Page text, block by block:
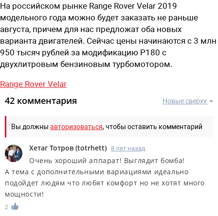
На российском рынке Range Rover Velar 2019
модельного года можно будет заказать не раньше
августа, причем для нас предложат оба новых
варианта двигателей. Сейчас цены начинаются с 3 млн
950 тысяч рублей за модификацию P180 с
двухлитровым бензиновым турбомотором.
Range Rover Velar
Новые сверху
42 комментария
Вы должны авторизоваться, чтобы оставить комментарий
Хетаг Тотров (totrhett) 8 лет назад
Очень хороший аппарат! Выглядит бомба!
А тема с дополнительными вариациями идеально
подойдет людям что любят комфорт но не хотят много
мощности!
2